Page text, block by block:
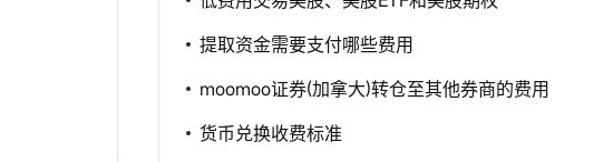
提取资金需要支付哪些费用
moomoo证券(加拿大)转仓至其他券商的费用
货币兑换收费标准